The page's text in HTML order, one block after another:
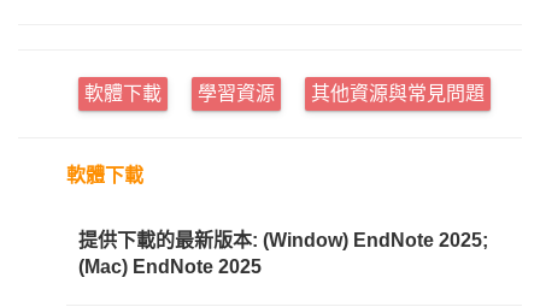
軟體下載 學習資源 其他資源與常見問題
軟體下載
提供下載的最新版本: (Window) EndNote 2025;
(Mac) EndNote 2025